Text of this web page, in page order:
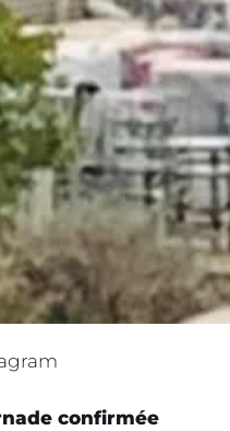
confirmée